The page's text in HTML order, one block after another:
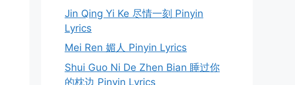
Jin Qing Yi Ke 尽情一刻 Pinyin
Lyrics
Mei Ren 媚人 Pinyin Lyrics
Shui Guo Ni De Zhen Bian 睡过你
的枕边 Pinyin Lyrics